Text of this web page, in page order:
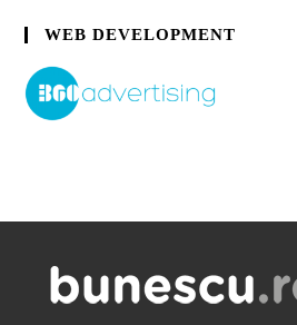
WEB DEVELOPMENT